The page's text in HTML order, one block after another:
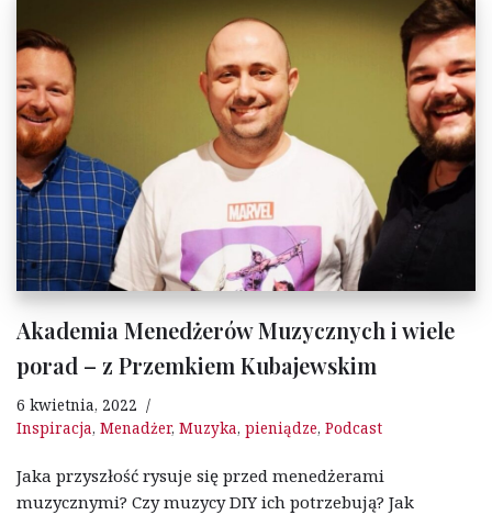
Akademia Menedżerów Muzycznych i wiele
porad – z Przemkiem Kubajewskim
6 kwietnia, 2022
Inspiracja, Menadżer, Muzyka, pieniądze, Podcast
Jaka przyszłość rysuje się przed menedżerami
muzycznymi? Czy muzycy DIY ich potrzebują? Jak